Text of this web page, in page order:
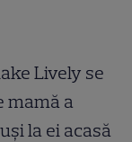
Lively se
mamă a
la ei acasă